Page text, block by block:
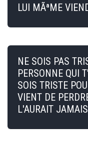
LUI MÃªME
NE SOIS PAS
PERSONNE QUI
SOIS TRISTE
VIENT DE
L'AURAIT